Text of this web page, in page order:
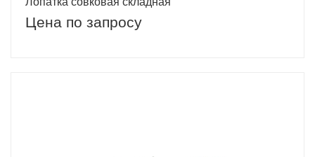
Цена по запросу